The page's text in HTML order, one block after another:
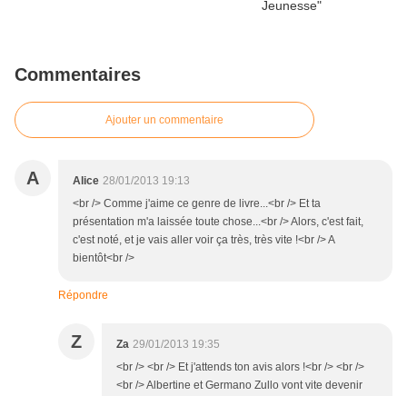
Commentaires
Ajouter un commentaire
A Alice 28/01/2013 19:13
<br /> Comme j'aime ce genre de livre...<br /> Et ta
présentation m'a laissée toute chose...<br /> Alors, c'est fait,
c'est noté, et je vais aller voir ça très, très vite !<br /> A
bientôt<br />
Répondre
Z Za 29/01/2013 19:35
<br /> <br /> Et j'attends ton avis alors !<br /> <br />
<br /> Albertine et Germano Zullo vont vite devenir